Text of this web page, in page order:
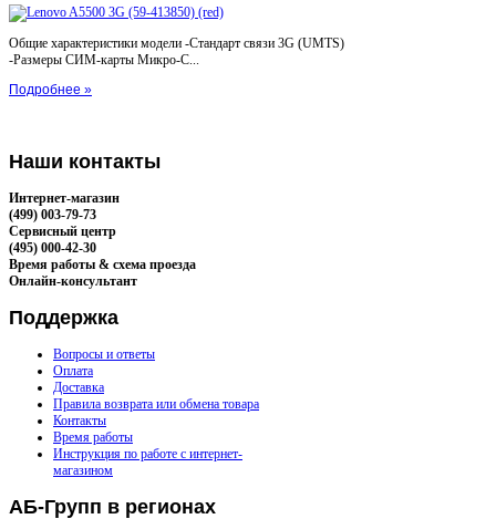
Общие характеристики модели -Стандарт связи 3G (UMTS)
-Размеры СИМ-карты Микро-С...
Подробнее »
Наши контакты
Интернет-магазин
(499) 003-79-73
Сервисный центр
(495) 000-42-30
Время работы & схема проезда
Онлайн-консультант
Поддержка
Вопросы и ответы
Оплата
Доставка
Правила возврата или обмена товара
Контакты
Время работы
Инструкция по работе с интернет-
магазином
АБ-Групп в регионах